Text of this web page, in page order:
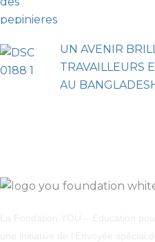
UN AVENIR
TRAVAILLEURS
AU